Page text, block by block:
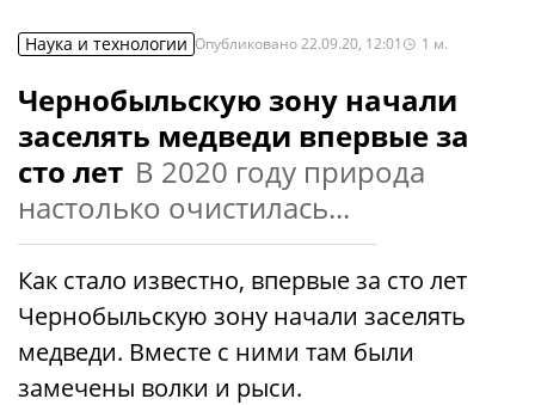
Наука и технологии Опубликовано22.09.20, 12:01 1 м.
Чернобыльскую зону начали
заселять медведи впервые за
сто лет В 2020 году природа
настолько очистилась...
Как стало известно, впервые за сто лет
Чернобыльскую зону начали заселять
медведи. Вместе с ними там были
замечены волки и рыси.